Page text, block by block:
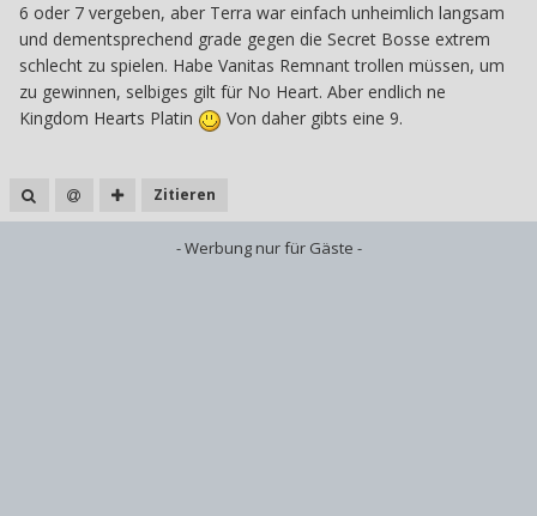
6 oder 7 vergeben, aber Terra war einfach unheimlich langsam
und dementsprechend grade gegen die Secret Bosse extrem
schlecht zu spielen. Habe Vanitas Remnant trollen müssen, um
zu gewinnen, selbiges gilt für No Heart. Aber endlich ne
Kingdom Hearts Platin
Von daher gibts eine 9.
Zitieren
- Werbung nur für Gäste -